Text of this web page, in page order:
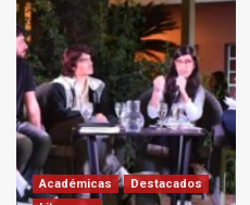
Académicas
Destacados